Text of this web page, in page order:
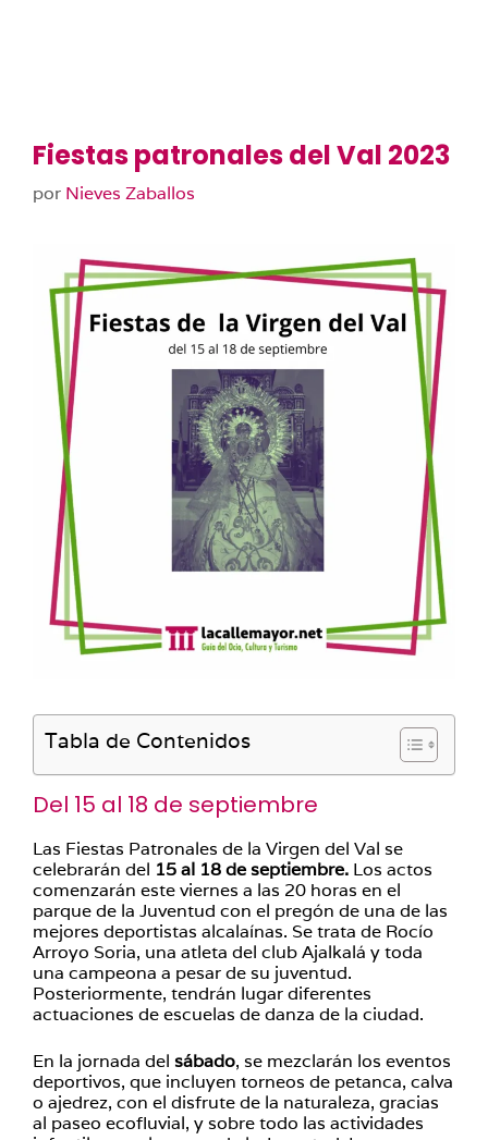
Fiestas patronales del Val 2023
por Nieves Zaballos
Tabla de Contenidos
Del 15 al 18 de septiembre
Las Fiestas Patronales de la Virgen del Val se
celebrarán del 15 al 18 de septiembre. Los actos
comenzarán este viernes a las 20 horas en el
parque de la Juventud con el pregón de una de las
mejores deportistas alcalaínas. Se trata de Rocío
Arroyo Soria, una atleta del club Ajalkalá y toda
una campeona a pesar de su juventud.
Posteriormente, tendrán lugar diferentes
actuaciones de escuelas de danza de la ciudad.
En la jornada del sábado, se mezclarán los eventos
deportivos, que incluyen torneos de petanca, calva
o ajedrez, con el disfrute de la naturaleza, gracias
al paseo ecofluvial, y sobre todo las actividades